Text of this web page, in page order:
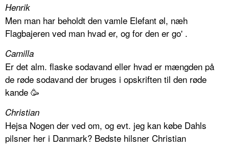
Henrik
Men man har beholdt den vamle Elefant øl, næh
Flagbajeren ved man hvad er, og for den er go' .
Camilla
Er det alm. flaske sodavand eller hvad er mængden på
de røde sodavand der bruges i opskriften til den røde
kande 🥳
Christian
Hejsa Nogen der ved om, og evt. jeg kan købe Dahls
pilsner her i Danmark? Bedste hilsner Christian